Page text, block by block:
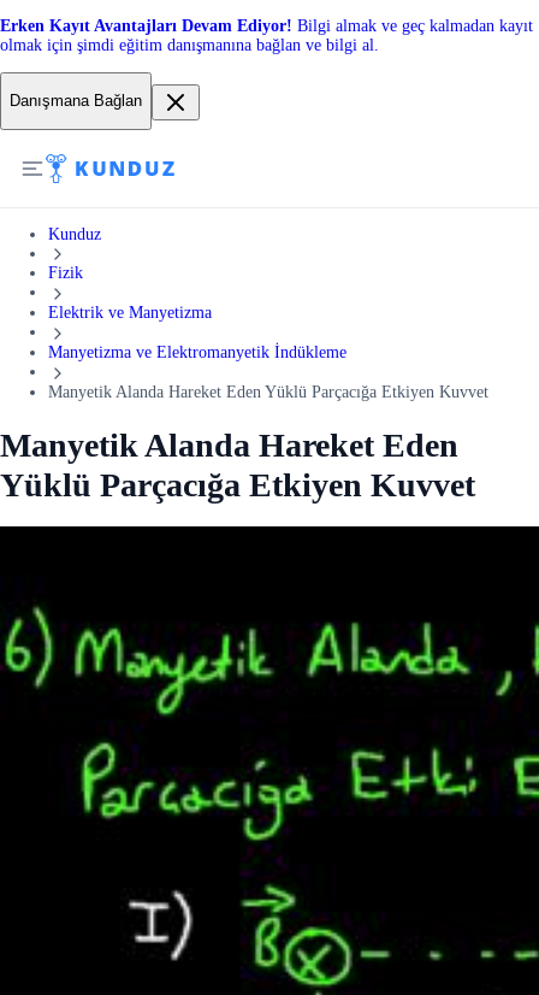
Erken Kayıt Avantajları Devam Ediyor! Bilgi almak ve geç kalmadan kayıt
olmak için şimdi eğitim danışmanına bağlan ve bilgi al.
Danışmana Bağlan
Kunduz
Fizik
Elektrik ve Manyetizma
Manyetizma ve Elektromanyetik İndükleme
Manyetik Alanda Hareket Eden Yüklü Parçacığa Etkiyen Kuvvet
Manyetik Alanda Hareket Eden
Yüklü Parçacığa Etkiyen Kuvvet